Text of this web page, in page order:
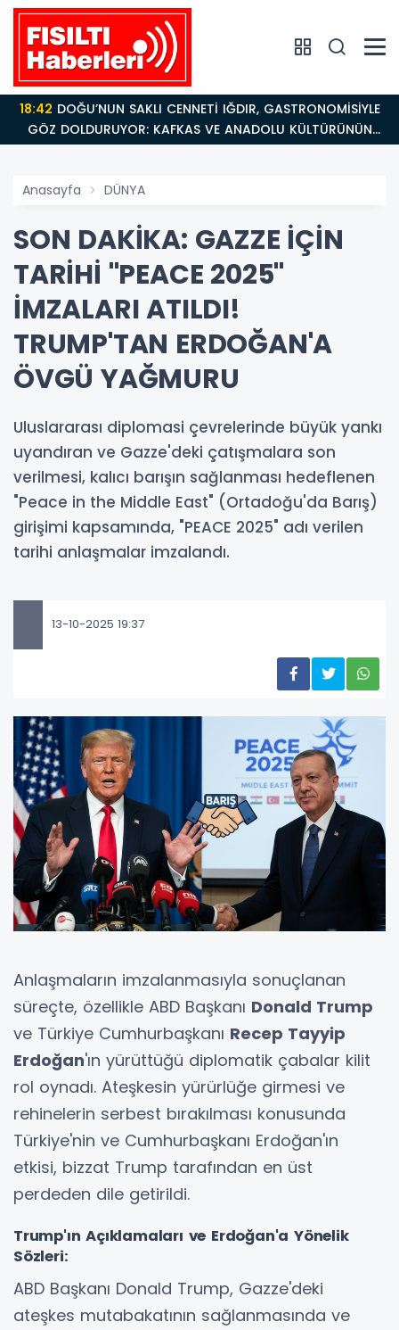
18:42
GÖZ DOLDURUYOR: KAFKAS VE ANADOLU KÜLTÜRÜNÜN
BULUŞMA NOKTASI
Anasayfa DÜNYA
SON DAKİKA: GAZZE İÇİN
TARİHİ "PEACE 2025"
İMZALARI ATILDI!
TRUMP'TAN ERDOĞAN'A
ÖVGÜ YAĞMURU
Uluslararası diplomasi çevrelerinde büyük yankı
uyandıran ve Gazze'deki çatışmalara son
verilmesi, kalıcı barışın sağlanması hedeflenen
"Peace in the Middle East" (Ortadoğu'da Barış)
girişimi kapsamında, "PEACE 2025" adı verilen
tarihi anlaşmalar imzalandı.
13-10-2025 19:37
Anlaşmaların imzalanmasıyla sonuçlanan
süreçte, özellikle ABD Başkanı Donald Trump
ve Türkiye Cumhurbaşkanı Recep Tayyip
Erdoğan'ın yürüttüğü diplomatik çabalar kilit
rol oynadı. Ateşkesin yürürlüğe girmesi ve
rehinelerin serbest bırakılması konusunda
Türkiye'nin ve Cumhurbaşkanı Erdoğan'ın
etkisi, bizzat Trump tarafından en üst
perdeden dile getirildi.
Trump'ın Açıklamaları ve Erdoğan'a Yönelik
Sözleri:
ABD Başkanı Donald Trump, Gazze'deki
ateşkes mutabakatının sağlanmasında ve